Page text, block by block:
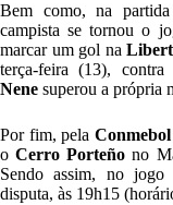
Bem como, na
campista se tornou o
marcar um gol na
terça-feira (13),
Nene superou a própria
Por fim, pela
oCerro Porteño no
Sendo assim, no
disputa, às 19h15